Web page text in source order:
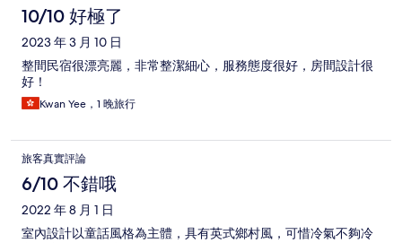
10/10 好極了
2023 年 3 月 10 日
整間民宿很漂亮麗，非常整潔細心，服務態度很好，房間設計很
好！
Kwan Yee，1 晚旅行
旅客真實評論
6/10 不錯哦
2022 年 8 月 1 日
室內設計以童話風格為主體，具有英式鄉村風，可惜冷氣不夠冷